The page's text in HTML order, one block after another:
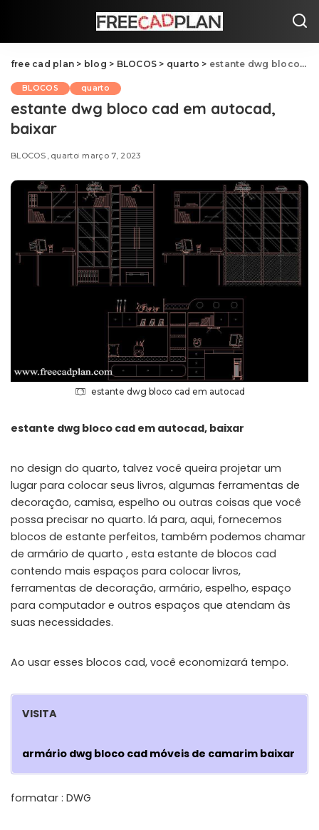
free cad plan > blog > BLOCOS > quarto > estante dwg bloco cad em autocad, baixar
BLOCOS quarto
estante dwg bloco cad em autocad,
baixar
BLOCOS quarto março 7, 2023
estante dwg bloco cad em autocad
estante dwg bloco cad em autocad, baixar
no design do quarto, talvez você queira projetar um
lugar para colocar seus livros, algumas ferramentas de
decoração, camisa, espelho ou outras coisas que você
possa precisar no quarto. lá para, aqui, fornecemos
blocos de estante perfeitos, também podemos chamar
de armário de quarto , esta estante de blocos cad
contendo mais espaços para colocar livros,
ferramentas de decoração, armário, espelho, espaço
para computador e outros espaços que atendam às
suas necessidades.
Ao usar esses blocos cad, você economizará tempo.
VISITA
armário dwg bloco cad móveis de camarim baixar
formatar : DWG